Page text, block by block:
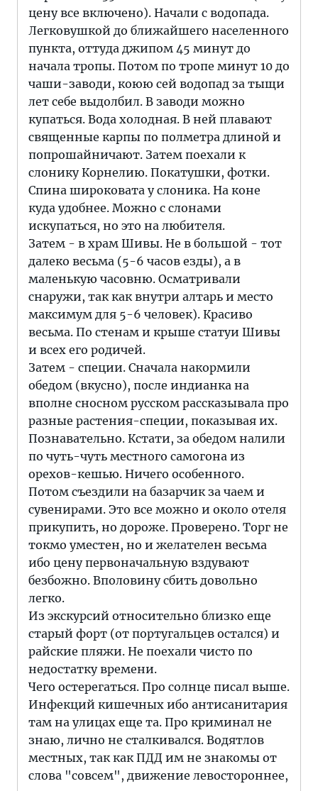
цену все включено). Начали с водопада.
Легковушкой до ближайшего населенного
пункта, оттуда джипом 45 минут до
начала тропы. Потом по тропе минут 10 до
чаши-заводи, коюю сей водопад за тыщи
лет себе выдолбил. В заводи можно
купаться. Вода холодная. В ней плавают
священные карпы по полметра длиной и
попрошайничают. Затем поехали к
слонику Корнелию. Покатушки, фотки.
Спина широковата у слоника. На коне
куда удобнее. Можно с слонами
искупаться, но это на любителя.
Затем - в храм Шивы. Не в большой - тот
далеко весьма (5-6 часов езды), а в
маленькую часовню. Осматривали
снаружи, так как внутри алтарь и место
максимум для 5-6 человек). Красиво
весьма. По стенам и крыше статуи Шивы
и всех его родичей.
Затем - специи. Сначала накормили
обедом (вкусно), после индианка на
вполне сносном русском рассказывала про
разные растения-специи, показывая их.
Познавательно. Кстати, за обедом налили
по чуть-чуть местного самогона из
орехов-кешью. Ничего особенного.
Потом съездили на базарчик за чаем и
сувенирами. Это все можно и около отеля
прикупить, но дороже. Проверено. Торг не
токмо уместен, но и желателен весьма
ибо цену первоначальную вздувают
безбожно. Вполовину сбить довольно
легко.
Из экскурсий относительно близко еще
старый форт (от португальцев остался) и
райские пляжи. Не поехали чисто по
недостатку времени.
Чего остерегаться. Про солнце писал выше.
Инфекций кишечных ибо антисанитария
там на улицах еще та. Про криминал не
знаю, лично не сталкивался. Водятлов
местных, так как ПДД им не знакомы от
слова "совсем", движение левостороннее,